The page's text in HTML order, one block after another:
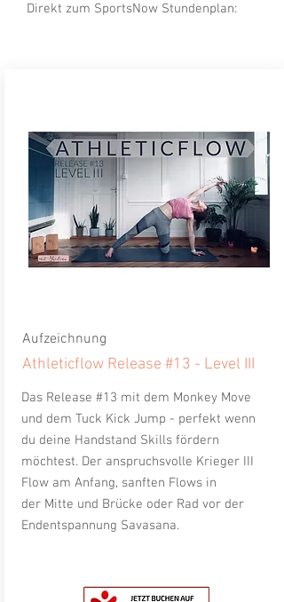
Direkt zum SportsNow Stundenplan:
Aufzeichnung
Athleticflow Release #13 - Level III
Das Release #13 mit dem Monkey Move
und dem Tuck Kick Jump - perfekt wenn
du deine Handstand Skills fördern
möchtest. Der anspruchsvolle Krieger III
Flow am Anfang, sanften Flows in
der Mitte und Brücke oder Rad vor der
Endentspannung Savasana.